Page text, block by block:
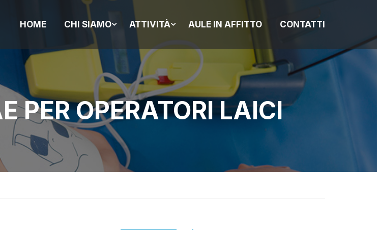
HOME CHI SIAMO ATTIVITÀ AULE IN AFFITTO CONTATTI
PER OPERATORI LAICI